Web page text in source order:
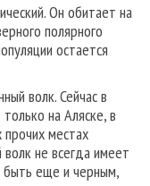
Он обитает на
полярного
остается
волк. Сейчас в
на Аляске, в
местах
не всегда имеет
быть еще и черным,